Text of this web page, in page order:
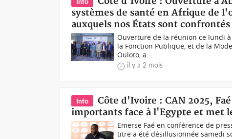
systèmes de santé en Afrique de
auxquels nos États sont
Ouverture de la réunion ce lundi
la Fonction Publique, et de la
Ouloto, a...
il y a 2 mois
Info
Côte d'Ivoire : CAN 2025,
importants face à l'Egypte et met
Emerse Faé en conférence de
titre a été désillusionnée samedi